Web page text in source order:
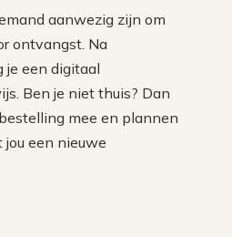
aanwezig zijn om
ontvangst. Na
je een digitaal
Ben je niet thuis? Dan
mee en plannen
een nieuwe